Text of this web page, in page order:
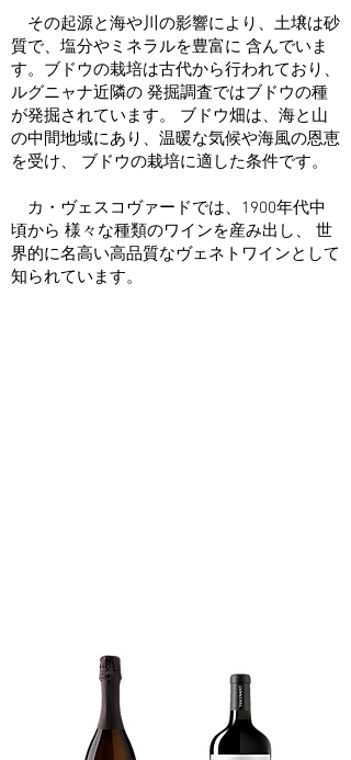
その起源と海や川の影響により、土壌は砂
質で、塩分やミネラルを豊富に 含んでいま
す。ブドウの栽培は古代から行われており、
ルグニャナ近隣の 発掘調査ではブドウの種
が発掘されています。 ブドウ畑は、海と山
の中間地域にあり、温暖な気候や海風の恩恵
を受け、 ブドウの栽培に適した条件です。
​ カ・ヴェスコヴァードでは、1900年代中
頃から 様々な種類のワインを産み出し、 世
界的に名高い高品質なヴェネトワインとして
知られています。